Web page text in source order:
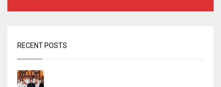
RECENT POSTS